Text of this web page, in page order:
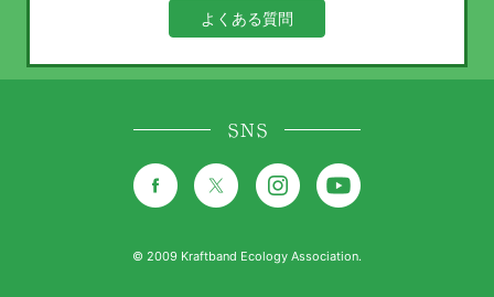
よくある質問
SNS
© 2009 Kraftband Ecology Association.